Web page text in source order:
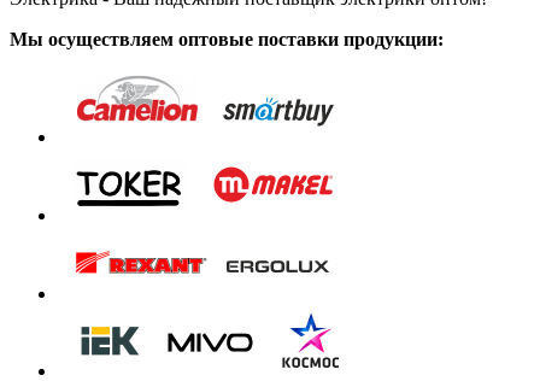
Мы осуществляем оптовые поставки продукции: